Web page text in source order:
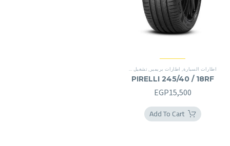
اطارات السيارة اطارات بريمير تشغيل شقة
PIRELLI 245/40 / 18RF
EGP15,500
Add To Cart